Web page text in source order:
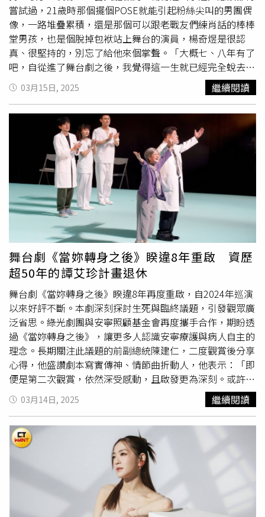
作，讓「進擊」的精神在世界各地迴盪。台南站，五場演出
將從 6月5日晚間首演拉開序幕，為南台灣樂迷提供豐富的
場次選擇，邀請所有南部調查兵團回到巨人肆虐的世界，親
身感受獻出心臟的熱血瞬間。 《進擊的巨人》Beyond the
Walls世界巡演音樂會，台南演出門票4月8日中午12點正式
開賣。
嘗試過，21歲時那個擺個POSE就能引起粉絲尖叫的男團偶
像，一路堆疊累積，還是那個可以跟老戰友們練肖話的棒棒
堂男孩，也是個脫掉包袱站上舞台的演員，楊奇煜是很認
真、很堅持的，別忘了給他來個掌聲。「大概七、八年有了
吧，自從進了舞台劇之後，我覺得這一生就已經完全蛻去
（偶像包裝），然後把自己再塑造成一個很喜歡表演、專注
在表演的一個演員，我很喜歡每天過不一樣的生活，然後做
不一樣的事、拍不一樣的照。」（圖／林士傑攝）楊奇煜的
第一部音樂劇作品《寂寞瑪奇朵》，要他站在舞台上穿著三
角內褲唱跳，人生首次登台演出，父母還買了第一排最貴的
位子捧場，過了那個關卡後，再也沒有讓他害怕丟臉的事，
也讓楊奇煜發現到演戲的樂趣了。「那個時候我可能還是偶
像明星，我覺得偶像明星跟實力派演員這兩個在一般大眾眼
裡其實是很分開的，所以我一進去劇組的時候，其實覺得我
那個時候是被欺負的，覺得為什麼要排練那麼多次？不是就
唱一樣的東西或是演一樣的東西嗎？拍電視劇可能就是台詞
對個兩、三次我就大概知道我要怎麼演，可是我在音樂劇為
什麼要對個兩萬次？後來我發現必須得這樣，因為你必須得
在很多次的練習當中知道自己哪裡不足、或者是讓別人發現
你哪裡不足，這個是很多在電視劇裡面不太會發生的事
情。」（圖／林士傑攝）服務粉絲的偶像很有成就感，因為
一個舉動、一個表情就可以餵飽大家，服務觀眾的演員比較
辛苦，可能你台上獲得的掌聲沒有別人多、可能台下大多數
的人都是來看其他演員的、可能真的沒人關心你以前當偶像
時到底有多紅，認真看待舞台劇、歌舞劇的楊奇煜到第二、
三部作品後，演出的角色慢慢變重了，習慣了屬於跟不屬於
自己的掌聲，舞台劇不要預期台下會給什麼樣的反應，重要
的是當下的自己。小煜覺得這真的是至今最辛苦的工作，比
出外景或是當歌手還辛苦，從前期就要投入所有精力、跟工
作夥伴溝通，之後投入排練，期間可能可以找空檔接其它工
作，但腦子還是一直繞著。（圖／林士傑攝）「演音樂劇這
件事情是對我人生很重要的一個轉捩點，所以每一齣劇我基
本上都是用200%的精力去做，剛開始其實是最累的，因為
有一個劇本到你手上，都要一直修一直修，你的台詞、還有
你的故事、還有你的邏輯，其實都要一直去改變，然後你的
腦子要一直燒一直燒。」五月小煜將會演出新的作品《三個
03月15日, 2025 繼續閱讀
舞台劇《當妳轉身之後》睽違8年重啟 資歷
超50年的譚艾珍計畫退休
舞台劇《當妳轉身之後》睽違8年再度重啟，自2024年巡演
以來好評不斷。本劇深刻探討生死與臨終議題，引發觀眾廣
泛省思。綠光劇團與安寧照顧基金會再度攜手合作，期盼透
過《當妳轉身之後》，讓更多人認識安寧療護與病人自主的
理念。長期關注此議題的前副總統陳建仁，二度觀賞後分享
心得，他盛讚劇本寫實傳神、情節曲折動人，他表示：「即
便是第二次觀賞，依然深受感動，且啟發更為深刻。或許隨
著歲月流逝，親朋的離世讓我對生命的價值與生活的意義，
有了更多體悟與珍惜。」演藝資歷超過50年的譚艾珍回歸舞
台劇，這次《當妳轉身之後》的演出對她來說，正值人生的
重大轉折與抉擇時刻。原本已經移居台南、準備退休的她，
先後推掉了連續劇與劇場的演出，然而，吳定謙導演的勸說
讓她重返舞台，最終決定接受演出邀約。即便譚艾珍擔心無
法配合密集排練，導演的鼓勵讓她更安心：「妳排一次就
OK了！時間到就來，當天來回也可以」就這樣讓《當妳轉
身之後》以原班人馬，八年後再度巡演。王琄飾演姚麗玲教
03月14日, 2025 繼續閱讀